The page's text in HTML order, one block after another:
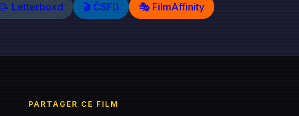
📝 Letterboxd 🎬 ČSFD 🎭 FilmAffinity
PARTAGER CE FILM